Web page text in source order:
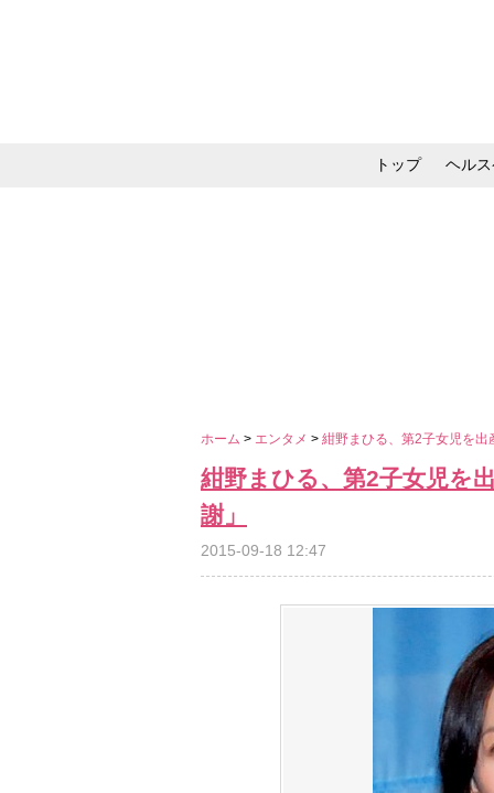
トップ ヘル
ホーム > エンタメ > 紺野まひる、第2子女児を
紺野まひる、第2子女児を
謝」
2015-09-18 12:47